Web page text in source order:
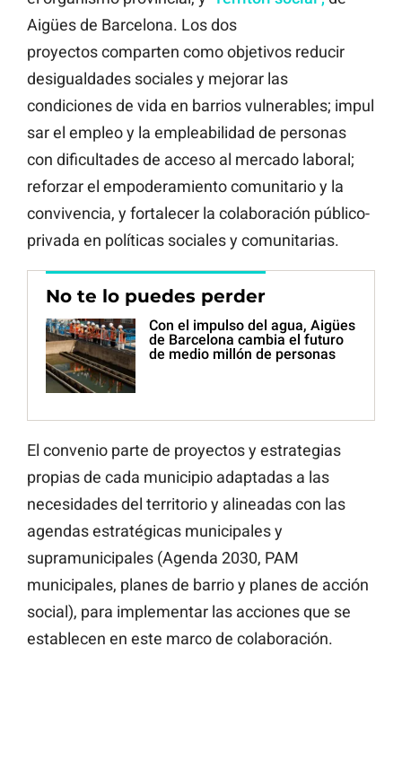
Aigües de Barcelona. Los dos
proyectos comparten como objetivos reducir
desigualdades sociales y mejorar las
condiciones de vida en barrios vulnerables; impul
sar el empleo y la empleabilidad de personas
con dificultades de acceso al mercado laboral;
reforzar el empoderamiento comunitario y la
convivencia, y fortalecer la colaboración público-
privada en políticas sociales y comunitarias.
No te lo puedes perder
Con el impulso del agua, Aigües
de Barcelona cambia el futuro
de medio millón de personas
El convenio parte de proyectos y estrategias
propias de cada municipio adaptadas a las
necesidades del territorio y alineadas con las
agendas estratégicas municipales y
supramunicipales (Agenda 2030, PAM
municipales, planes de barrio y planes de acción
social), para implementar las acciones que se
establecen en este marco de colaboración.